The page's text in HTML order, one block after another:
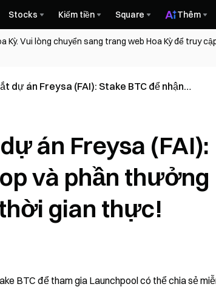
Stocks Kiếm tiền Square Thêm
Vui lòng chuyển sang trang web Hoa Kỳ để truy
dự án Freysa (FAI): Stake BTC để nhận
án Freysa (FAI):
và phần thưởng
gian thực!
BTC để tham gia Launchpool có thể chia sẻ